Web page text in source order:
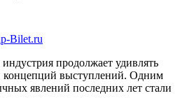
Bilet.ru
продолжает удивлять
концепций выступлений. Одним
явлений последних лет стали